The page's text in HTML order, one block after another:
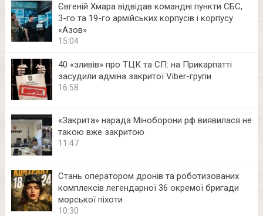
Євгеній Хмара відвідав командні пункти СБС,
3-го та 19-го армійських корпусів і корпусу
«Азов»
15:04
40 «зливів» про ТЦК та СП: на Прикарпатті
засудили адміна закритої Viber-групи
16:58
«Закрита» нарада Міноборони рф виявилася не
такою вже закритою
11:47
Стань оператором дронів та роботизованих
комплексів легендарної 36 окремої бригади
морської піхоти
10:30